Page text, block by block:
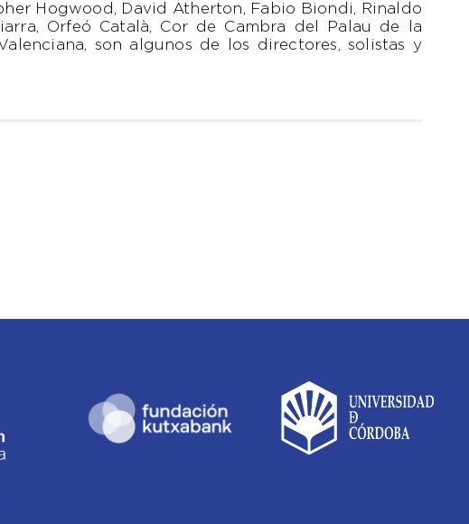
Hogwood, David Atherton, Fabio Biondi, Rinaldo
Orfeó Català, Cor de Cambra del Palau de la
son algunos de los directores, solistas y